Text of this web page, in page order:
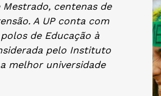
centenas de
A UP conta com
de Educação à
pelo Instituto
melhor universidade